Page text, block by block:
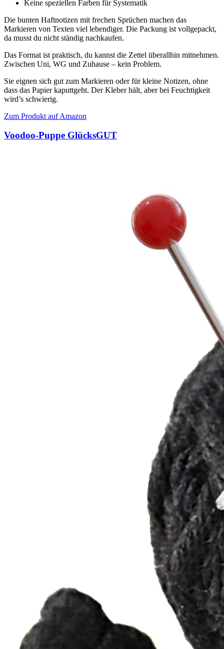
Keine speziellen Farben für Systematik
Die bunten Haftnotizen mit frechen Sprüchen machen das
Markieren von Texten viel lebendiger. Die Packung ist vollgepackt,
da musst du nicht ständig nachkaufen.
Das Format ist praktisch, du kannst die Zettel überallhin mitnehmen.
Zwischen Uni, WG und Zuhause – kein Problem.
Sie eignen sich gut zum Markieren oder für kleine Notizen, ohne
dass das Papier kaputtgeht. Der Kleber hält, aber bei Feuchtigkeit
wird’s schwierig.
Zum Produkt auf Amazon
Voodoo-Puppe GlücksGUT